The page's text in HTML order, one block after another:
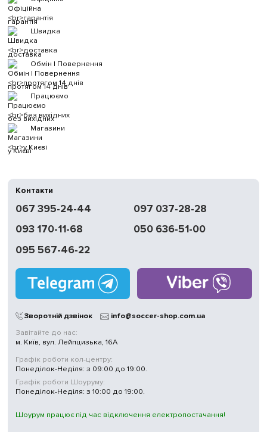
гарантія
Швидка
доставка
Обмін | Повернення
протягом 14 днів
Працюємо
без вихідних
Магазини
у Києві
Контакти
067 395-24-44
097 037-28-28
093 170-11-68
050 636-51-00
095 567-46-22
Зворотній дзвінок
info@soccer-shop.com.ua
Завітайте до нас:
м. Київ, вул. Лейпцизька, 16А
Графік роботи кол-центру:
Понеділок-Неділя: з 09:00 до 19:00.
Графік роботи Шоуруму:
Понеділок-Неділя: з 10:00 до 19:00.
Шоурум працює під час відключення електропостачання!